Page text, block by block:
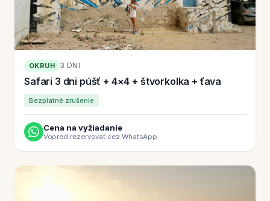
OKRUH 3 DNI
Safari 3 dni púšť + 4×4 + štvorkolka + ťava
Bezplatné zrušenie
Cena na vyžiadanie
Vopred rezervovať cez WhatsApp